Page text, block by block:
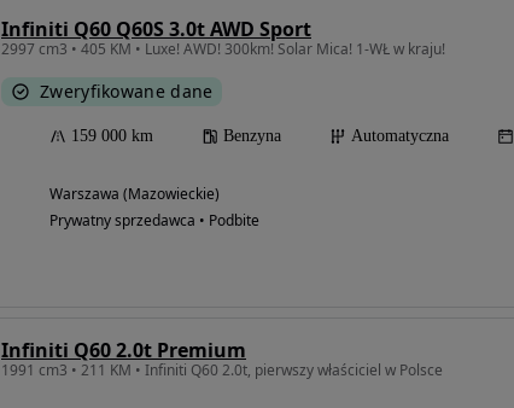
Infiniti Q60 Q60S 3.0t AWD Sport
2997 cm3 • 405 KM • Luxe! AWD! 300km! Solar Mica! 1-WŁ w kraju!
Zweryfikowane dane
159 000 km Benzyna Automatyczna
Warszawa (Mazowieckie)
Prywatny sprzedawca • Podbite
Infiniti Q60 2.0t Premium
1991 cm3 • 211 KM • Infiniti Q60 2.0t, pierwszy właściciel w Polsce